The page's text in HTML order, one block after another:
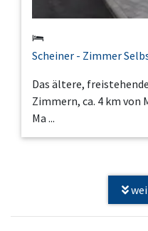
Scheiner - Zimmer
Das ältere,
Zimmern, ca. 4 km
Ma ...